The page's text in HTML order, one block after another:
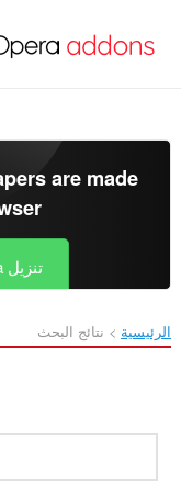
المحتوى
are made
تنزيل Opera
الرئيسية نتائج البحث